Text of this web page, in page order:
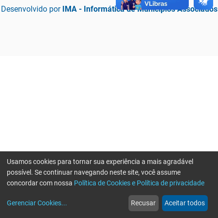
Desenvolvido por IMA - Informática de Municípios Associados
web
Notícias
more_horiz
Mais
Usamos cookies para tornar sua experiência a mais agradável
possível. Se continuar navegando neste site, você assume
concordar com nossa Política de Cookies e Política de privacidade
Gerenciar Cookies... Recusar Aceitar todos
Erro ao enviar informações, por favor tente novamente